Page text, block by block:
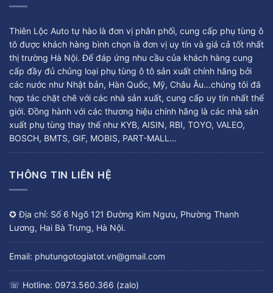
Thiên Lộc Auto tự hào là đơn vị phân phối, cung cấp phụ tùng ô
tô được khách hàng bình chọn là đơn vị uy tín và giá cả tốt nhất
thị trường Hà Nội. Để đáp ứng nhu cầu của khách hàng cung
cấp đầy đủ chủng loại phụ tùng ô tô sản xuất chính hãng bởi
các nước như Nhật bản, Hàn Quốc, Mỹ, Châu Âu…chúng tôi đã
hợp tác chặt chẽ với các nhà sản xuất, cung cấp uy tín nhất thế
giới. Đồng hành với các thương hiệu chính hãng là các nhà sản
xuất phụ tùng thay thế như KYB, AISIN, RBI, TOYO, VALEO,
BOSCH, BMTS, GIF, MOBIS, PART-MALL…
THÔNG TIN LIÊN HỆ
✪ Địa chỉ: Số 6 Ngõ 121 Đường Kim Ngưu, Phường Thanh
Lương, Hai Bà Trưng, Hà Nội.
Email: phutungotogiatot.vn@gmail.com
☏ Hotline: 0973.560.366 (zalo)